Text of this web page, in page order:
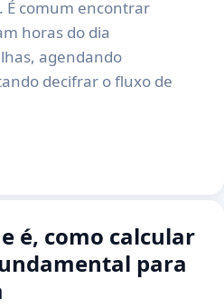
É comum encontrar
horas do dia
agendando
decifrar o fluxo de
é, como calcular
para